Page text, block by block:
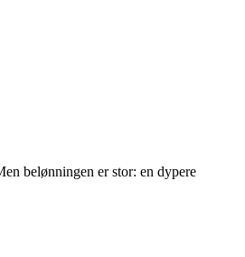
belønningen er stor: en dypere